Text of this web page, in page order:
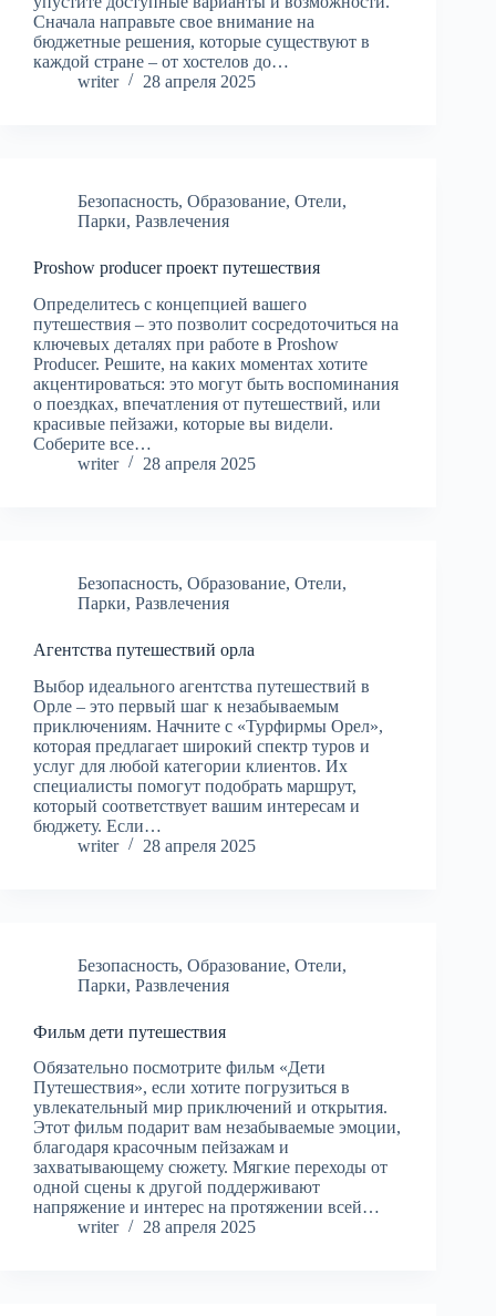
Сначала направьте свое внимание на
бюджетные решения, которые существуют в
каждой стране – от хостелов до…
writer
28 апреля 2025
Безопасность, Образование, Отели,
Парки, Развлечения
Proshow producer проект путешествия
Определитесь с концепцией вашего
путешествия – это позволит сосредоточиться на
ключевых деталях при работе в Proshow
Producer. Решите, на каких моментах хотите
акцентироваться: это могут быть воспоминания
о поездках, впечатления от путешествий, или
красивые пейзажи, которые вы видели.
Соберите все…
writer
28 апреля 2025
Безопасность, Образование, Отели,
Парки, Развлечения
Агентства путешествий орла
Выбор идеального агентства путешествий в
Орле – это первый шаг к незабываемым
приключениям. Начните с «Турфирмы Орел»,
которая предлагает широкий спектр туров и
услуг для любой категории клиентов. Их
специалисты помогут подобрать маршрут,
который соответствует вашим интересам и
бюджету. Если…
writer
28 апреля 2025
Безопасность, Образование, Отели,
Парки, Развлечения
Фильм дети путешествия
Обязательно посмотрите фильм «Дети
Путешествия», если хотите погрузиться в
увлекательный мир приключений и открытия.
Этот фильм подарит вам незабываемые эмоции,
благодаря красочным пейзажам и
захватывающему сюжету. Мягкие переходы от
одной сцены к другой поддерживают
напряжение и интерес на протяжении всей…
writer
28 апреля 2025